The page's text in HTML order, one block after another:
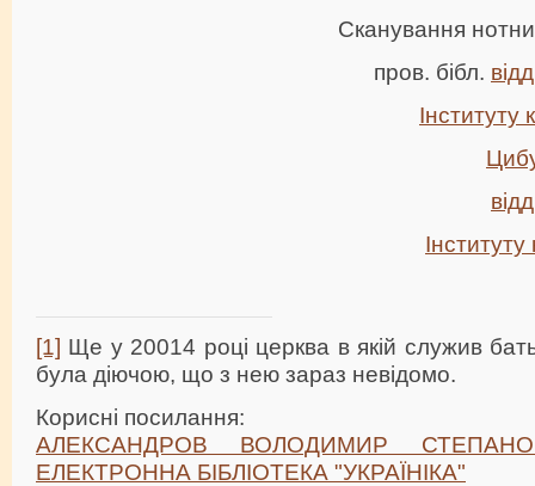
Сканування
пров. бібл.
Інституту
[1] Ще у 20014 році церква в якій служив
була діючою, що з нею зараз невідомо.
Корисні посилання:
АЛЕКСАНДРОВ ВОЛОДИМИР
ЕЛЕКТРОННА БІБЛІОТЕКА "УКРАЇНІКА"